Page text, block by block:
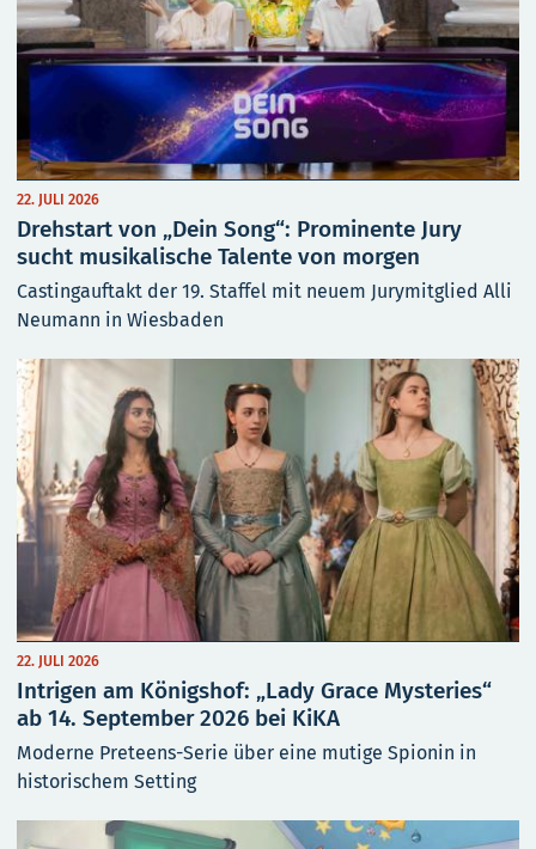
22. JULI 2026
Drehstart von „Dein Song“: Prominente Jury
sucht musikalische Talente von morgen
Castingauftakt der 19. Staffel mit neuem Jurymitglied Alli
Neumann in Wiesbaden
22. JULI 2026
Intrigen am Königshof: „Lady Grace Mysteries“
ab 14. September 2026 bei KiKA
Moderne Preteens-Serie über eine mutige Spionin in
historischem Setting